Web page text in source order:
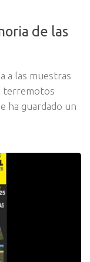
de las
a las muestras
terremotos
ha guardado un